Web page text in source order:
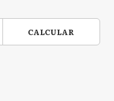
CALCULAR